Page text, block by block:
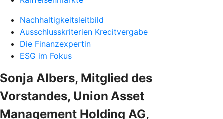
Nachhaltigkeitsleitbild
Ausschlusskriterien Kreditvergabe
Die Finanzexpertin
ESG im Fokus
Sonja Albers, Mitglied des
Vorstandes, Union Asset
Management Holding AG,